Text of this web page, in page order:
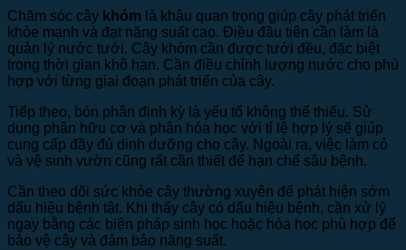
Chăm sóc cây khóm là khâu quan trọng giúp cây phát triển
khỏe mạnh và đạt năng suất cao. Điều đầu tiên cần làm là
quản lý nước tưới. Cây khóm cần được tưới đều, đặc biệt
trong thời gian khô hạn. Cần điều chỉnh lượng nước cho phù
hợp với từng giai đoạn phát triển của cây.
Tiếp theo, bón phân định kỳ là yếu tố không thể thiếu. Sử
dụng phân hữu cơ và phân hóa học với tỉ lệ hợp lý sẽ giúp
cung cấp đầy đủ dinh dưỡng cho cây. Ngoài ra, việc làm cỏ
và vệ sinh vườn cũng rất cần thiết để hạn chế sâu bệnh.
Cần theo dõi sức khỏe cây thường xuyên để phát hiện sớm
dấu hiệu bệnh tật. Khi thấy cây có dấu hiệu bệnh, cần xử lý
ngay bằng các biện pháp sinh học hoặc hóa học phù hợp để
bảo vệ cây và đảm bảo năng suất.